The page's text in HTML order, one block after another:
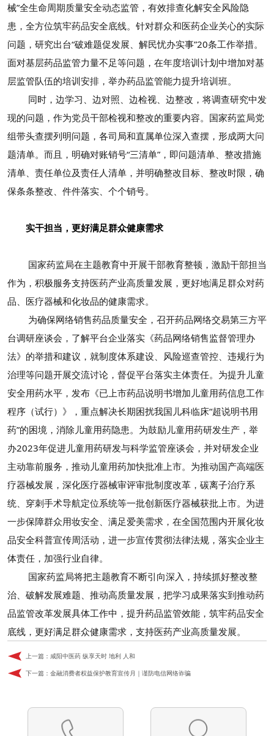
械”全生命周期质量安全动态监管，有效排查化解安全风险隐
患，全方位筑牢药品安全底线。针对群众和医药企业关心的实际
问题，研究出台“破难题促发展、解民忧办实事”20条工作举措。
面对基层药品监管力量不足等问题，在年度培训计划中增加对基
层监管队伍的培训安排，举办药品监管能力提升培训班。
同时，边学习、边对照、边检视、边整改，将调查研究中发
现的问题，作为党员干部检视和整改的重要内容。国家药监局党
组带头查摆列明问题，各司局和直属单位深入查摆，形成两大问
题清单。而且，明确对账销号“三清单”，即问题清单、整改措施
清单、责任单位及责任人清单，并明确整改目标、整改时限，确
保条条整改、件件落实、个个销号。
实干担当，更好满足群众健康需求
国家药监局在主题教育中开展干部教育整顿，激励干部担当
作为，积极服务支持医药产业高质量发展，更好地满足群众对药
品、医疗器械和化妆品的健康需求。
为确保网络销售药品质量安全，召开药品网络交易第三方平
台调研座谈会，了解平台企业落实《药品网络销售监督管理办
法》的举措和建议，就制度体系建设、风险巡查管控、违规行为
治理等问题开展交流讨论，督促平台落实主体责任。为提升儿童
安全用药水平，发布《已上市药品说明书增加儿童用药信息工作
程序（试行）》，重点解决长期困扰我国儿科临床“超说明书用
药”的困境，消除儿童用药隐患。为鼓励儿童用药研发生产，举
办2023年促进儿童用药研发与科学监管座谈会，并对研发企业
主动靠前服务，推动儿童用药加快批准上市。为推动国产高端医
疗器械发展，深化医疗器械审评审批制度改革，碳离子治疗系
统、穿刺手术导航定位系统等一批创新医疗器械获批上市。为进
一步保障群众用妆安全、满足爱美需求，在全国范围内开展化妆
品安全科普宣传周活动，进一步宣传贯彻法律法规，落实企业主
体责任，加强行业自律。
国家药监局将把主题教育不断引向深入，持续抓好整改整
治、破解发展难题、推动高质量发展，把学习成果落实到推动药
品监管改革发展具体工作中，提升药品监管效能，筑牢药品安全
底线，更好满足群众健康需求，支持医药产业高质量发展。
上一篇： 咸阳中医药 纵享天时 地利 人和
下一篇： 金融消费者权益保护教育宣传月｜谨防电信网络诈骗